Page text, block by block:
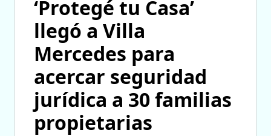
‘Protegé tu Casa’
llegó a Villa
Mercedes para
acercar seguridad
jurídica a 30 familias
propietarias